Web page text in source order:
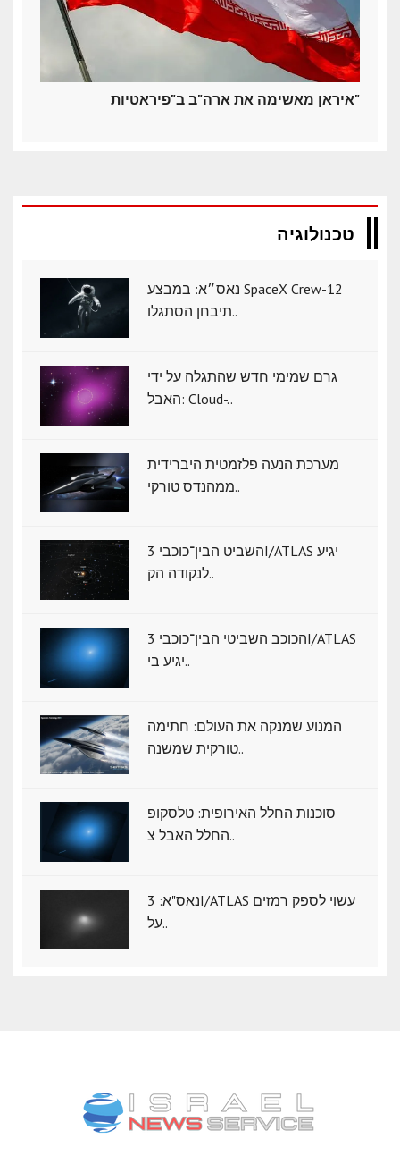
איראן מאשימה את ארה"ב ב"פיראטיות"
טכנולוגיה
נאס״א: במבצע SpaceX Crew-12
תיבחן הסתגלו..
גרם שמימי חדש שהתגלה על ידי
האבל: Cloud-..
מערכת הנעה פלזמטית היברידית
ממהנדס טורקי..
השביט הבין־כוכבי 3I/ATLAS יגיע
לנקודה הק..
הכוכב השביטי הבין־כוכבי 3I/ATLAS
יגיע בי..
המנוע שמנקה את העולם: חתימה
טורקית שמשנה..
סוכנות החלל האירופית: טלסקופ
החלל האבל צ..
נאס"א: ‏3I/ATLAS עשוי לספק רמזים
על..